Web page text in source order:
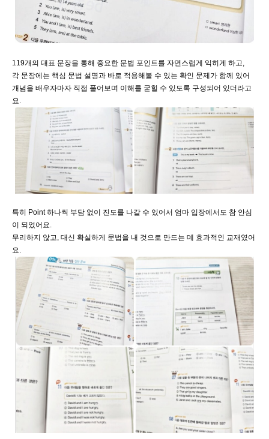
119개의 대표 문장을 통해 중요한 문법 포인트를 자연스럽게 익히게 하고,
각 문장에는 핵심 문법 설명과 바로 적용해볼 수 있는 확인 문제가 함께 있어
개념을 배우자마자 직접 풀어보며 이해를 굳힐 수 있도록 구성되어 있더라고
요.
특히 Point 하나씩 부담 없이 진도를 나갈 수 있어서 엄마 입장에서도 참 안심
이 되었어요.
무리하지 않고, 대신 확실하게 문법을 내 것으로 만드는 데 효과적인 교재였어
요.